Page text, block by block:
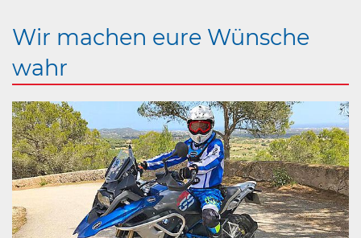
Wir machen eure Wünsche
wahr